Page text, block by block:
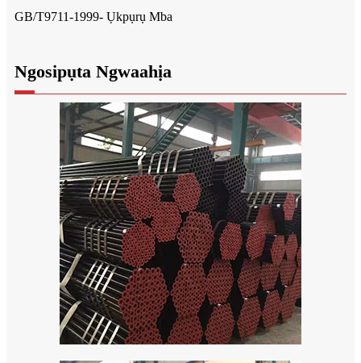
GB/T9711-1999- Ụkpụrụ Mba
Ngosipụta Ngwaahịa